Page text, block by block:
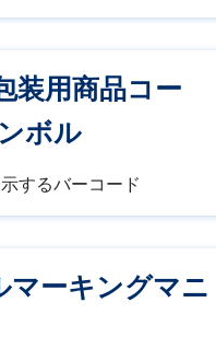
装用商品コー
ボル
するバーコード
マーキングマニ